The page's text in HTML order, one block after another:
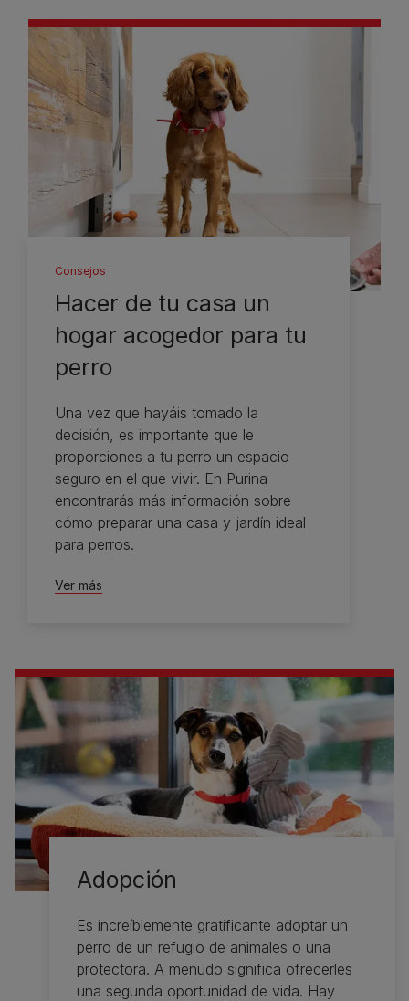
Consejos
Hacer de tu casa un
hogar acogedor para tu
perro
Una vez que hayáis tomado la
decisión, es importante que le
proporciones a tu perro un espacio
seguro en el que vivir. En Purina
encontrarás más información sobre
cómo preparar una casa y jardín ideal
para perros.
Ver más
Adopción
Es increíblemente gratificante adoptar un
perro de un refugio de animales o una
protectora. A menudo significa ofrecerles
una segunda oportunidad de vida. Hay